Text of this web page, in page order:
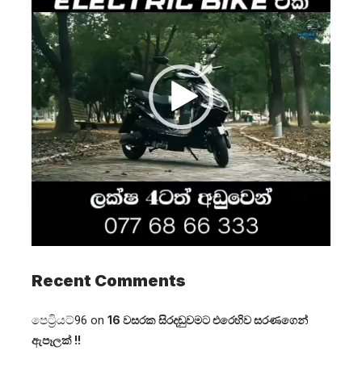
Recent Comments
පෙට්‍රියට්96 on 16 වසරක සිරදඬුවමට එරෙහිව සරණගෙන්
ඇපෑලක් !!